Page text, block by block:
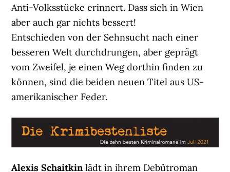
Anti-Volksstücke erinnert. Dass sich in Wien
aber auch gar nichts bessert!
Entschieden von der Sehnsucht nach einer
besseren Welt durchdrungen, aber geprägt
vom Zweifel, je einen Weg dorthin finden zu
können, sind die beiden neuen Titel aus US-
amerikanischer Feder.
Alexis Schaitkinlädt in ihrem Debütroman